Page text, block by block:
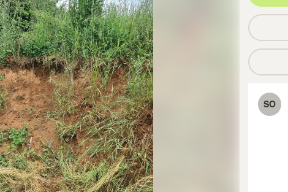
SO